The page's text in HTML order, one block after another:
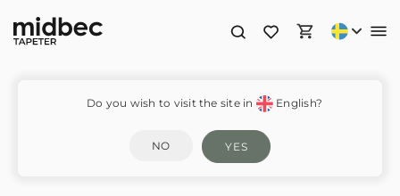
Rickrack – RF7555
Do you wish to visit the site in English?
NO YES